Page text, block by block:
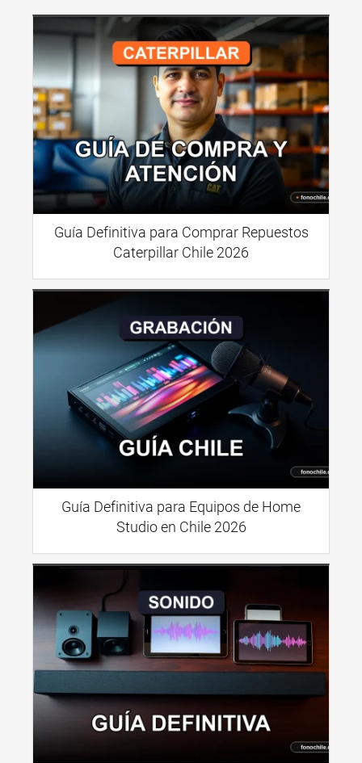
Guía Definitiva para Comprar Repuestos
Caterpillar Chile 2026
Guía Definitiva para Equipos de Home
Studio en Chile 2026